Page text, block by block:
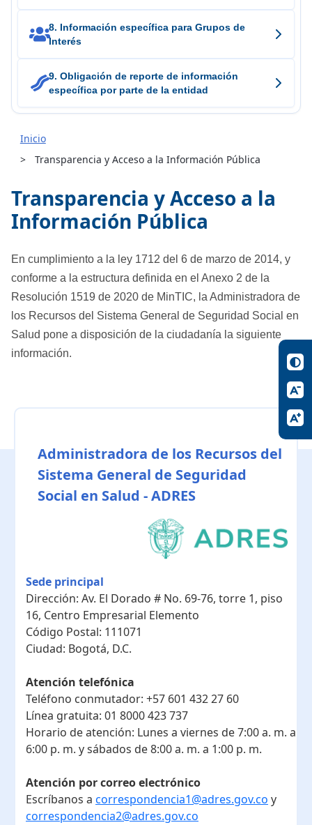
8. Información específica para Grupos de
Interés
9. Obligación de reporte de información
específica por parte de la entidad
Inicio
Transparencia y Acceso a la Información Pública
Transparencia y Acceso a la
Información Pública
En cumplimiento a la ley 1712 del 6 de marzo de 2014, y
conforme a la estructura definida en el Anexo 2 de la
Resolución 1519 de 2020 de MinTIC, la Administradora de
los Recursos del Sistema General de Seguridad Social en
Salud pone a disposición de la ciudadanía la siguiente
información.
Administradora de los Recursos del
Sistema General de Seguridad
Social en Salud - ADRES
Sede principal
Dirección: Av. El Dorado # No. 69-76, torre 1, piso
16, Centro Empresarial Elemento
Código Postal: 111071
Ciudad: Bogotá, D.C.
Atención telefónica
Teléfono conmutador: +57 601 432 27 60
Línea gratuita: 01 8000 423 737
Horario de atención: Lunes a viernes de 7:00 a. m. a
6:00 p. m. y sábados de 8:00 a. m. a 1:00 p. m.
Atención por correo electrónico
Escríbanos a correspondencia1@adres.gov.co y
correspondencia2@adres.gov.co